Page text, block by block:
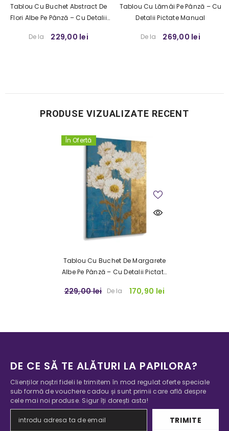
Tablou Cu Buchet Abstract De
Flori Albe Pe Pânză – Cu Detalii
De la
229,00 lei
Tablou Cu Lămâi Pe Pânză – Cu
Detalii Pictate Manual
De la 269,00 lei
PRODUSE VIZUALIZATE RECENT
În Ofertă
Tablou Cu Buchet De Margarete
Albe Pe Pânză – Cu Detalii Pictate
229,00 lei De la 170,90 lei
DE CE SĂ TE ALĂTURI LA PAPILORA?
Clienților noștri fideli le trimitem în mod regulat oferte speciale
sub formă de vouchere cadou și sunt primii care află despre
cele mai noi produse. Sigur îți dorești asta!
TRIMITE